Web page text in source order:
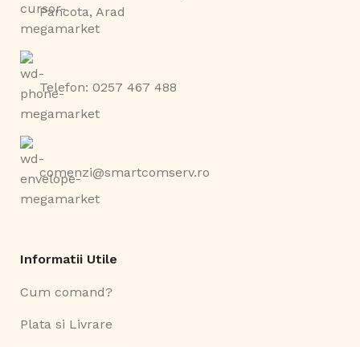
Pancota, Arad
Telefon: 0257 467 488
comenzi@smartcomserv.ro
Informatii Utile
Cum comand?
Plata si Livrare